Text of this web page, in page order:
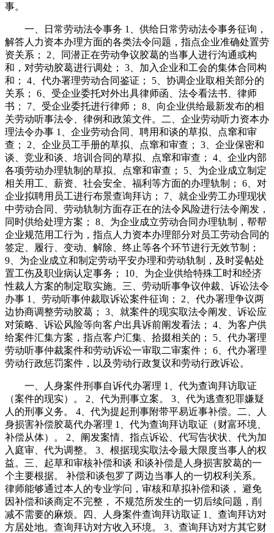
事。
一、日常劳动法令事务 1、供给日常劳动法令事务征询，
解答人力资本办理方面的各类法令问题，指点企业准确处置劳
资关系； 2、同潜正在劳动争议胶葛的当事人进行沟通或构
和，对劳动胶葛进行调处； 3、加入企业和工会的集体合同构
和； 4、代办署理劳动合同鉴证； 5、协调企业取相关部分的
关系； 6、受企业委托对外出具律师函、法令看法书、律师
书； 7、受企业委托进行律师； 8、向企业供给最新发布的相
关劳动听事法令、律例和政策文件。二、企业劳动听力资本办
理法令办事 1、企业劳动合同、聘用和谈的草拟、点窜和审
查； 2、企业员工手册的草拟、点窜和审查； 3、企业保密和
谈、竞业和谈、培训合同的草拟、点窜和审查； 4、企业内部
各项劳动办理轨制的草拟、点窜和审查； 5、为企业成立制定
相关用工、薪资、社会安全、福利等方面的办理轨制； 6、对
企业拟聘用员工进行布景查询拜访； 7、就企业劳工办理现状
中劳动合同、劳动轨制方面存正在的法令风险进行法令阐发，
同时供给处理方案； 8、为企业成立劳动合同办理轨制，帮帮
企业规范用工行为，指点人力资本办理部分对员工劳动合同的
签定、履行、变动、解除、终止等各个环节进行无效节制；
9、为企业成立和制定劳动平安办理和劳动轨制，及时妥帖处
置工伤及职业病认定事务； 10、为企业供给特殊工时和经济
性裁人方案的制定取实施。三、劳动听事争议仲裁、诉讼法令
办事 1、劳动听事仲裁取诉讼案件征询； 2、代办署理争议两
边协商调整劳动胶葛； 3、就案件的现实取法令阐发、诉讼应
对策略、诉讼风险等向客户出具诉前阐发看法； 4、为客户供
给案件汇集方案，指点客户汇集、拾掇相关的； 5、代办署理
劳动听事仲裁案件和劳动诉讼一审取二审案件； 6、代办署理
劳动行政惩罚案件，以及劳动行政复议和劳动行政诉讼。
一、人身案件刑事自诉代办署理 1、代为查询拜访取证
（案件的现实）。 2、代为刑事立案。 3、代为逃查犯罪嫌疑
人的刑事义务。 4、代为提起刑事附带平易近事补偿。二、人
身损害补偿胶葛代办署理 1、代为查询拜访取证（财富环境、
补偿从体）。 2、阐发案情、指点诉讼、代写告状状、代为加
入庭审、代为调整。 3、根据现实取法令最大限度当事人的权
益。三、起草和审核补偿和谈 和谈补偿是人身损害胶葛的一
个主要根据。 补偿和谈包罗了两边当事人的一切权利关系。
律师能够通过本人的专业学问，审核和草拟补偿和谈， 避免
因补偿和谈商定不完整， 不规范所发生的一切后续问题，削
减不需要的麻烦。四、人身案件查询拜访取证 1、查询拜访对
方居处地。查询拜访对方收入环境。 3、查询拜访对方其它财